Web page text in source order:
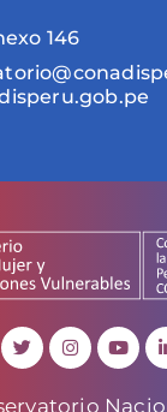
146